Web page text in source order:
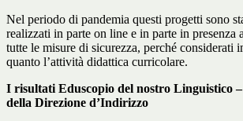
Nel periodo di pandemia questi progetti sono
realizzati in parte on line e in parte in presenza
tutte le misure di sicurezza, perché considerati
quanto l’attività didattica curricolare.
I risultati Eduscopio del nostro Linguistico
della Direzione d’Indirizzo